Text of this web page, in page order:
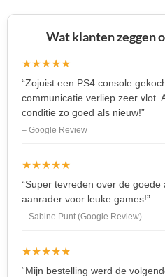
Wat klanten zeggen
★★★★★
“Zojuist een PS4 console
communicatie verliep zeer vlot.
conditie zo goed als nieuw!”
– Google Review
★★★★★
“Super tevreden over de
aanrader voor leuke games!”
– Sabine Punt (Google Review)
★★★★★
“Mijn bestelling werd de